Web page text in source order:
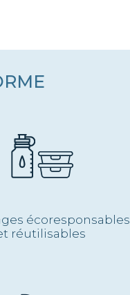
écoresponsables
réutilisables